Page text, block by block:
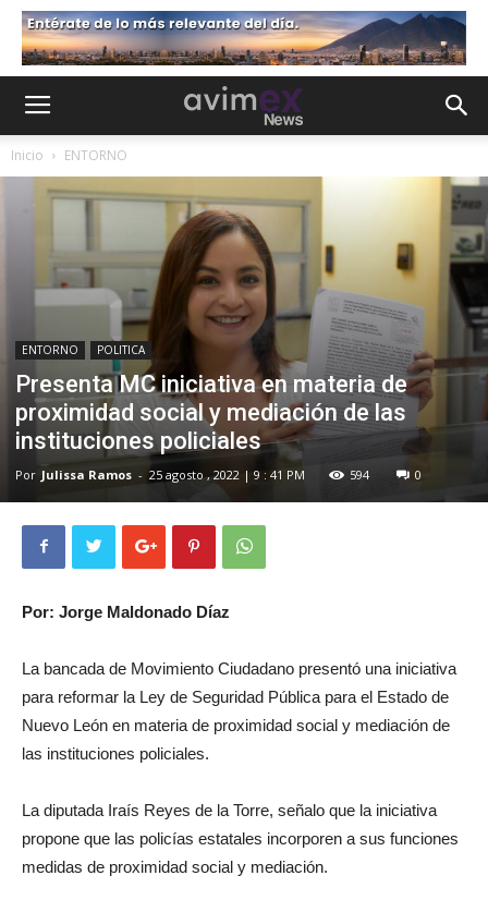
Inicio ENTORNO
ENTORNO POLITICA
Presenta MC iniciativa en materia de
proximidad social y mediación de las
instituciones policiales
Por Julissa Ramos - 25 agosto , 2022 | 9 : 41 PM 594 0
Por: Jorge Maldonado Díaz
La bancada de Movimiento Ciudadano presentó una iniciativa
para reformar la Ley de Seguridad Pública para el Estado de
Nuevo León en materia de proximidad social y mediación de
las instituciones policiales.
La diputada Iraís Reyes de la Torre, señalo que la iniciativa
propone que las policías estatales incorporen a sus funciones
medidas de proximidad social y mediación.